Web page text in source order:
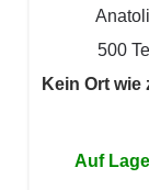
500
Kein Ort wie
Auf